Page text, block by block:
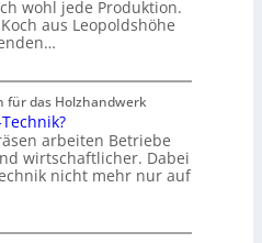
wohl jede Produktion.
aus Leopoldshöhe
für das Holzhandwerk
arbeiten Betriebe
wirtschaftlicher. Dabei
nicht mehr nur auf